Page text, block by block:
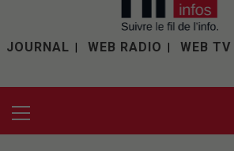
JOURNAL WEB RADIO WEB TV